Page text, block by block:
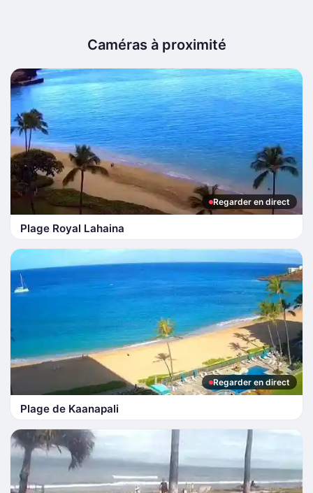
Caméras à proximité
Regarder en direct
Plage Royal Lahaina
Regarder en direct
Plage de Kaanapali